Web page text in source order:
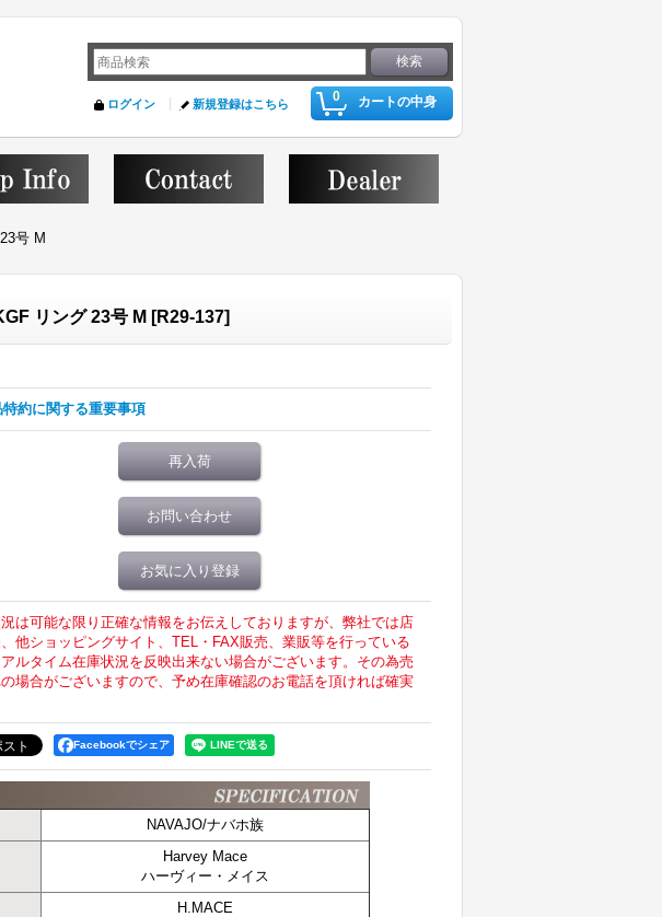
0 カートの中身
ログイン 新規登録はこちら
号 M
リング 23号 M [R29-137]
特約に関する重要事項
再入荷
お問い合わせ
お気に入り登録
は可能な限り正確な情報をお伝えしておりますが、弊社では店
他ショッピングサイト、TEL・FAX販売、業販等を行っている
ルタイム在庫状況を反映出来ない場合がございます。その為売
場合がございますので、予め在庫確認のお電話を頂ければ確実
Facebookでシェア
NAVAJO/ナバホ族
Harvey Mace
ハーヴィー・メイス
H.MACE